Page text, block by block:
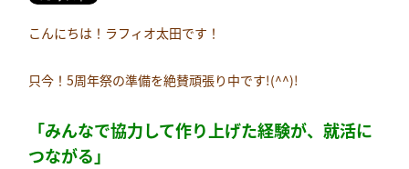
こんにちは！ラフィオ太田です！
只今！5周年祭の準備を絶賛頑張り中です!(^^)!
「みんなで協力して作り上げた経験が、就活に
つながる」